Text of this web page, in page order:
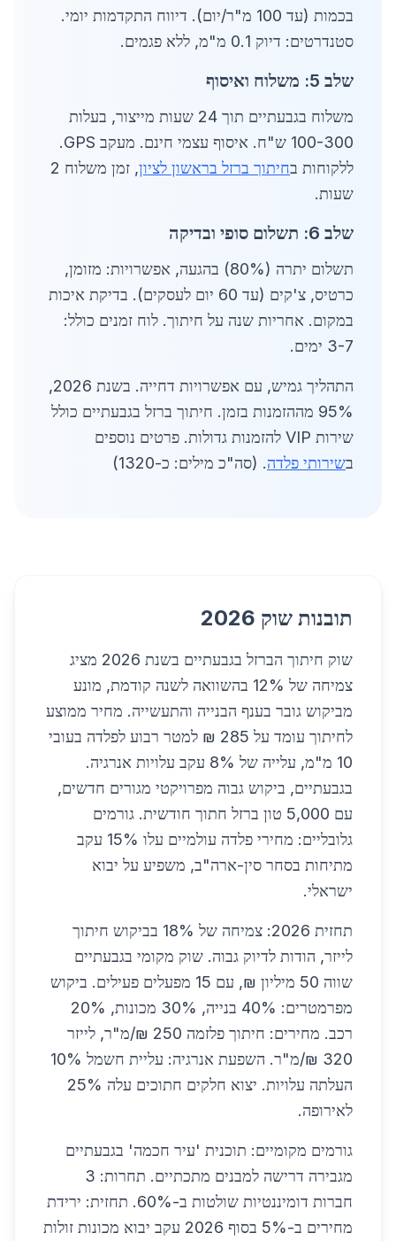
בכמות (עד 100 מ"ר/יום). דיווח התקדמות יומי.
סטנדרטים: דיוק 0.1 מ"מ, ללא פגמים.
שלב 5: משלוח ואיסוף
משלוח בגבעתיים תוך 24 שעות מייצור, בעלות
100-300 ש"ח. איסוף עצמי חינם. מעקב GPS.
ללקוחות בחיתוך ברזל בראשון לציון
, זמן משלוח 2
שעות.
שלב 6: תשלום סופי ובדיקה
תשלום יתרה (80%) בהגעה, אפשרויות: מזומן,
כרטיס, צ'קים (עד 60 יום לעסקים). בדיקת איכות
במקום. אחריות שנה על חיתוך. לוח זמנים כולל:
3-7 ימים.
התהליך גמיש, עם אפשרויות דחייה. בשנת 2026,
95% מההזמנות בזמן. חיתוך ברזל בגבעתיים כולל
שירות VIP להזמנות גדולות. פרטים נוספים
בשירותי פלדה. (סה"כ מילים: כ-1320)
תובנות שוק 2026
שוק חיתוך הברזל בגבעתיים בשנת 2026 מציג
צמיחה של 12% בהשוואה לשנה קודמת, מונע
מביקוש גובר בענף הבנייה והתעשייה. מחיר ממוצע
לחיתוך עומד על 285 ₪ למטר רבוע לפלדה בעובי
10 מ"מ, עלייה של 8% עקב עלויות אנרגיה.
בגבעתיים, ביקוש גבוה מפרויקטי מגורים חדשים,
עם 5,000 טון ברזל חתוך חודשית. גורמים
גלובליים: מחירי פלדה עולמיים עלו 15% עקב
מתיחות בסחר סין-ארה"ב, משפיע על יבוא
ישראלי.
תחזית 2026: צמיחה של 18% בביקוש חיתוך
לייזר, הודות לדיוק גבוה. שוק מקומי בגבעתיים
שווה 50 מיליון ₪, עם 15 מפעלים פעילים. ביקוש
מפרמטרים: 40% בנייה, 30% מכונות, 20%
רכב. מחירים: חיתוך פלזמה 250 ₪/מ"ר, לייזר
320 ₪/מ"ר. השפעת אנרגיה: עליית חשמל 10%
העלתה עלויות. יצוא חלקים חתוכים עלה 25%
לאירופה.
גורמים מקומיים: תוכנית 'עיר חכמה' בגבעתיים
מגבירה דרישה למבנים מתכתיים. תחרות: 3
חברות דומיננטיות שולטות ב-60%. תחזית: ירידת
מחירים ב-5% בסוף 2026 עקב יבוא מכונות זולות